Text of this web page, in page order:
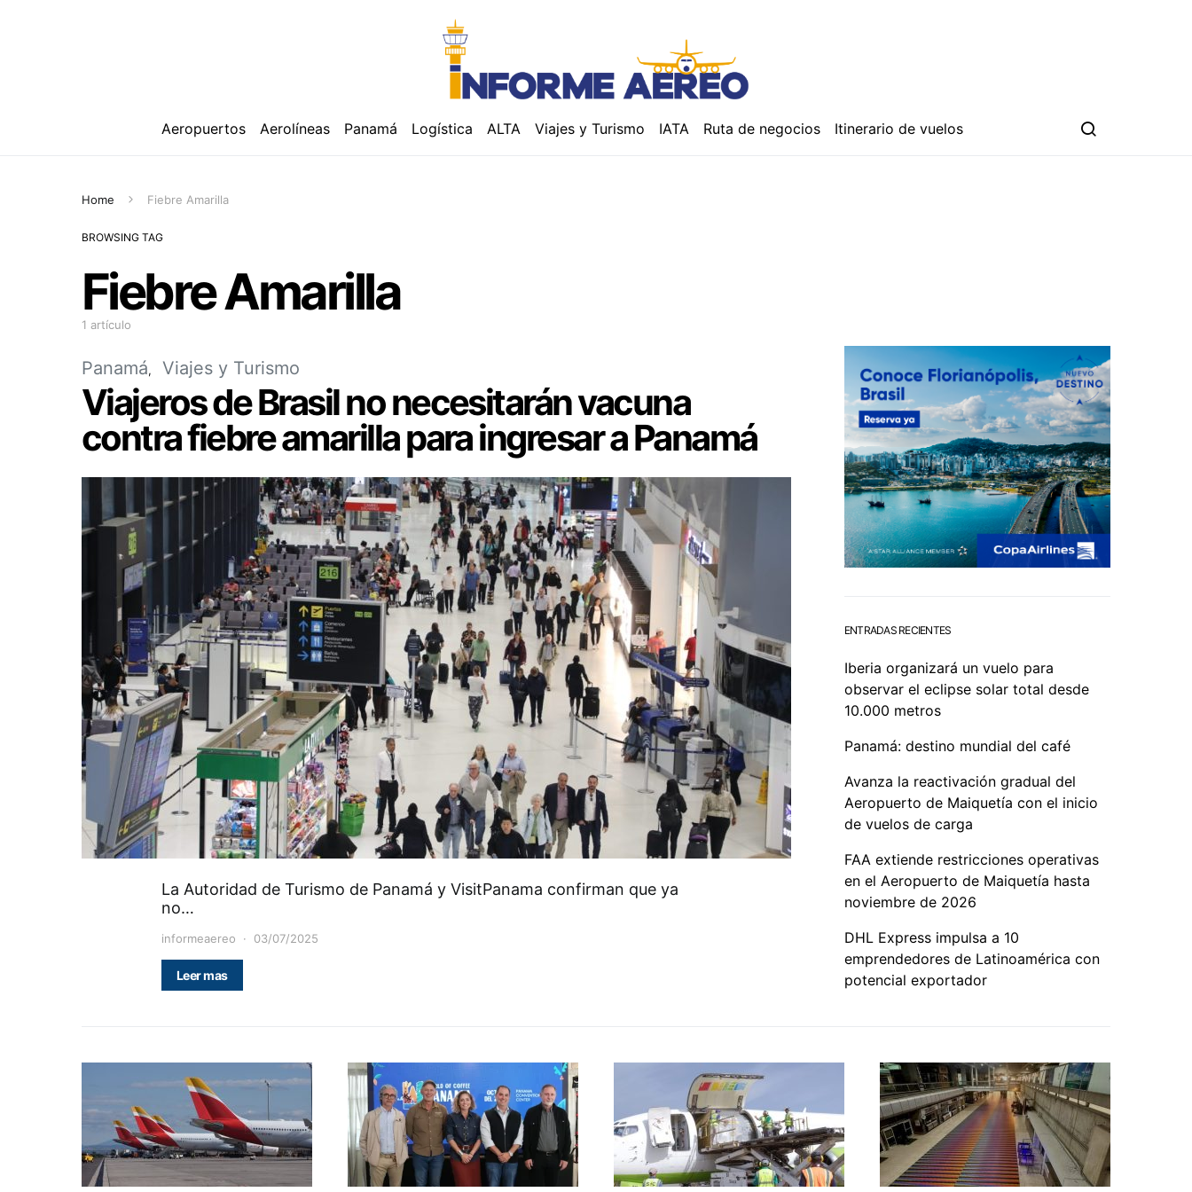
Aeropuertos Aerolíneas Panamá Logística ALTA Viajes y Turismo IATA Ruta de negocios Itinerario de vuelos
Home Fiebre Amarilla
BROWSING TAG
Fiebre Amarilla
1 artículo
Panamá Viajes y Turismo
Viajeros de Brasil no necesitarán vacuna
contra fiebre amarilla para ingresar a Panamá
La Autoridad de Turismo de Panamá y VisitPanama confirman que ya
no…
informeaereo 03/07/2025
Leer mas
ENTRADAS RECIENTES
Iberia organizará un vuelo para
observar el eclipse solar total desde
10.000 metros
Panamá: destino mundial del café
Avanza la reactivación gradual del
Aeropuerto de Maiquetía con el inicio
de vuelos de carga
FAA extiende restricciones operativas
en el Aeropuerto de Maiquetía hasta
noviembre de 2026
DHL Express impulsa a 10
emprendedores de Latinoamérica con
potencial exportador